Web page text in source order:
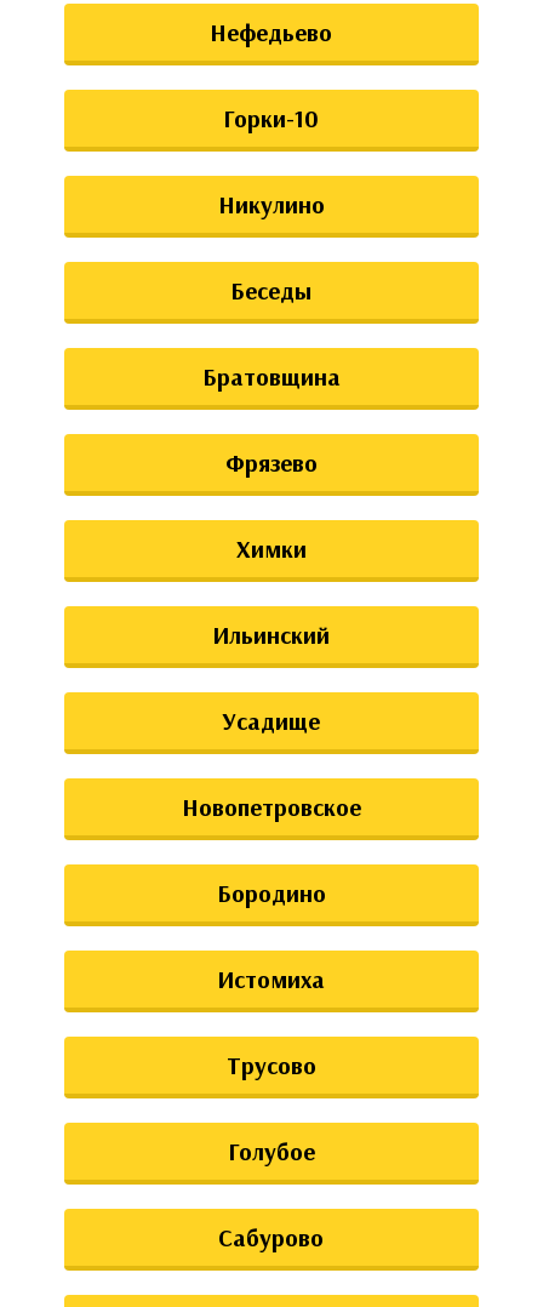
Нефедьево
Горки-10
Никулино
Беседы
Братовщина
Фрязево
Химки
Ильинский
Усадище
Новопетровское
Бородино
Истомиха
Трусово
Голубое
Сабурово